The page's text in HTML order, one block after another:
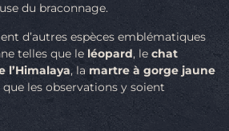
du braconnage.
d’autres espèces emblématiques
telles que le léopard, le chat
l’Himalaya, la martre à gorge jaune
les observations y soient